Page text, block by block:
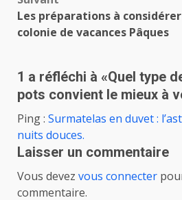
Les préparations à
colonie de vacances Pâques
1 a réfléchi à «Quel type
pots convient le mieux à
Ping : Surmatelas en duvet :
nuits douces.
Laisser un commentaire
Vous devez vous connecter
commentaire.